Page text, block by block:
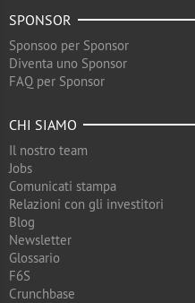
SPONSOR
Sponsoo per Sponsor
Diventa uno Sponsor
FAQ per Sponsor
CHI SIAMO
Il nostro team
Jobs
Comunicati stampa
Relazioni con gli investitori
Blog
Newsletter
Glossario
F6S
Crunchbase